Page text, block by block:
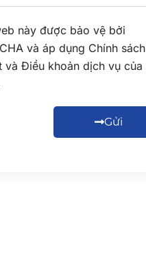
này được bảo vệ bởi
và áp dụng Chính sách
và Điều khoản dịch vụ của
Gửi